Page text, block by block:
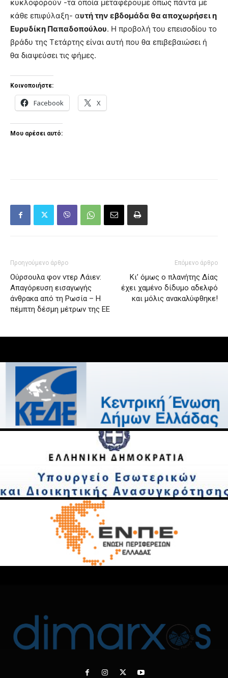
κυκλοφορούν -τα οποία μεταφέρουμε όπως πάντα με
κάθε επιφύλαξη- αυτή την εβδομάδα θα αποχωρήσει η
Ευρυδίκη Παπαδοπούλου. Η προβολή του επεισοδίου το
βράδυ της Τετάρτης είναι αυτή που θα επιβεβαιώσει ή
θα διαψεύσει τις φήμες.
Κοινοποιήστε:
Facebook X
Μου αρέσει αυτό:
Προηγούμενο άρθρο
Ούρσουλα φον ντερ Λάιεν:
Απαγόρευση εισαγωγής
άνθρακα από τη Ρωσία – Η
πέμπτη δέσμη μέτρων της ΕΕ
Επόμενο άρθρο
Κι’ όμως ο πλανήτης Δίας
έχει χαμένο δίδυμο αδελφό
και μόλις ανακαλύφθηκε!